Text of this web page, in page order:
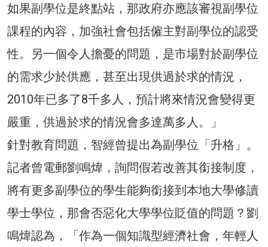
如果副學位是終點站，那政府亦應該審視副學位
課程的內容，加強社會包括僱主對副學位的認受
性。另一個令人擔憂的問題，是市場對於副學位
的需求少於供應，甚至出現供過於求的情況，
2010年已多了8千多人，預計將來情況會變得更
嚴重，供過於求的情況會多達萬多人。」
針對教育問題，智經曾提出為副學位「升格」。
記者曾電郵劉鳴煒，詢問假若改善其銜接制度，
將有更多副學位的學生能夠銜接到本地大學修讀
學士學位，那會否惡化大學學位貶值的問題？劉
鳴煒認為，「作為一個知識型經濟社會，年輕人